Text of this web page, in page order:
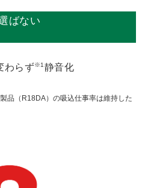
ばない
わらず※1 静音化
品（R18DA）の吸込仕事率は維持した